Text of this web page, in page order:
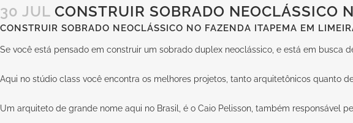
30 JUL CONSTRUIR SOBRADO NEOCLÁSSICO
CONSTRUIR SOBRADO NEOCLÁSSICO NO FAZENDA ITAPEMA EM
Se você está pensado em construir um sobrado duplex neoclássico, e está em busca
Aqui no stúdio class você encontra os melhores projetos, tanto arquitetônicos quanto
Um arquiteto de grande nome aqui no Brasil, é o Caio Pelisson, também responsável